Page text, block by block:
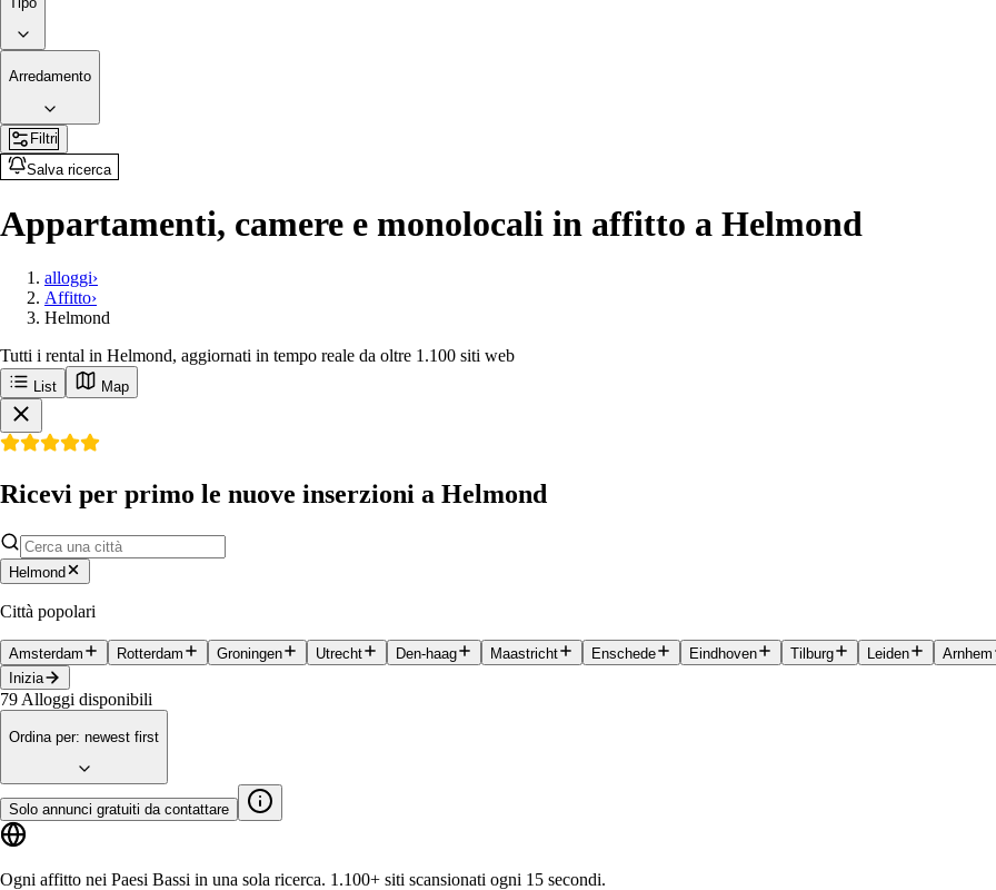
Arredamento
Filtri
Salva ricerca
Appartamenti, camere e monolocali in affitto a Helmond
alloggi›
Affitto›
Helmond
Tutti i rental in Helmond, aggiornati in tempo reale da oltre 1.100 siti web
List Map
Ricevi per primo le nuove inserzioni a Helmond
Helmond
Città popolari
Amsterdam Rotterdam Groningen Utrecht Den-haag Maastricht Enschede Eindhoven Tilburg Leiden Arnhem
Inizia
79 Alloggi disponibili
Ordina per: newest first
Solo annunci gratuiti da contattare
Ogni affitto nei Paesi Bassi in una sola ricerca. 1.100+ siti scansionati ogni 15 secondi.